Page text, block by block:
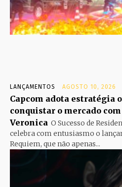
LANÇAMENTOS AGOSTO 10, 2026
Capcom adota estratégia
conquistar o mercado
Veronica O Sucesso de
celebra com entusiasmo o
Requiem, que não apenas...